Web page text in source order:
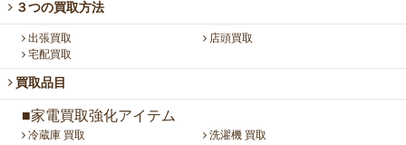
３つの買取方法
出張買取
店頭買取
宅配買取
買取品目
■家電買取強化アイテム
冷蔵庫 買取
洗濯機 買取